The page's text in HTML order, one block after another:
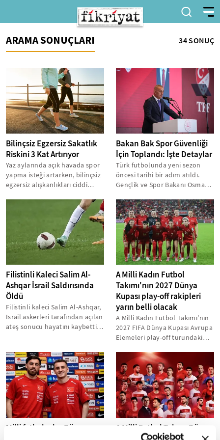
ARAMA SONUÇLARI 34 SONUÇ
Bilinçsiz Egzersiz Sakatlık
Riskini 3 Kat Artırıyor
Yaz aylarında açık havada spor
yapma isteği artarken, bilinçsiz
egzersiz alışkanlıkları ciddi
Bakan Bak Spor Güvenliği
İçin Toplandı: İşte Detaylar
Türk futbolunda yeni sezon
öncesi tarihi bir adım atıldı.
Gençlik ve Spor Bakanı Osman
Filistinli Kaleci Salim Al-
Ashqar İsrail Saldırısında
Öldü
Filistinli kaleci Salim Al-Ashqar,
İsrail askerleri tarafından açılan
ateş sonucu hayatını kaybetti.
A Milli Kadın Futbol
Takımı'nın 2027 Dünya
Kupası play-off rakipleri
yarın belli olacak
A Milli Kadın Futbol Takımı'nın
2027 FIFA Dünya Kupası Avrupa
Elemeleri play-off turundaki
Milli futbolcular Dünya
A Milli Futbol Takımı Dünya